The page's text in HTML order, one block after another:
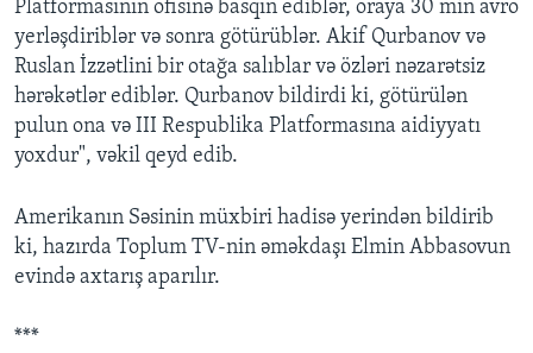
Platformasının ofisinə basqın ediblər, oraya 30 min avro
yerləşdiriblər və sonra götürüblər. Akif Qurbanov və
Ruslan İzzətlini bir otağa salıblar və özləri nəzarətsiz
hərəkətlər ediblər. Qurbanov bildirdi ki, götürülən
pulun ona və III Respublika Platformasına aidiyyatı
yoxdur", vəkil qeyd edib.
Amerikanın Səsinin müxbiri hadisə yerindən bildirib
ki, hazırda Toplum TV-nin əməkdaşı Elmin Abbasovun
evində axtarış aparılır.
***